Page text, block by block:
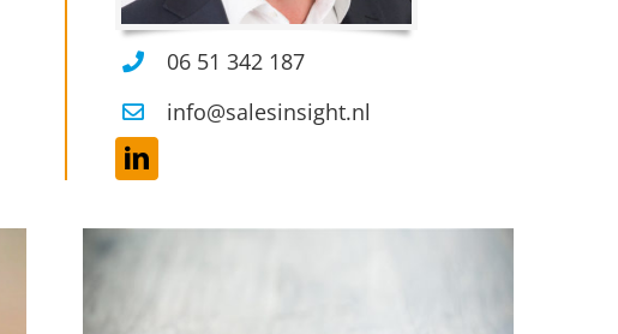
06 51 342 187
info@salesinsight.nl